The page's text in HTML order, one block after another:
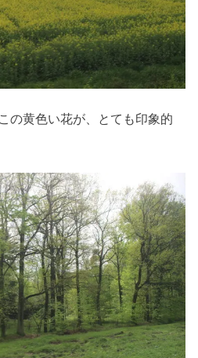
の黄色い花が、とても印象的